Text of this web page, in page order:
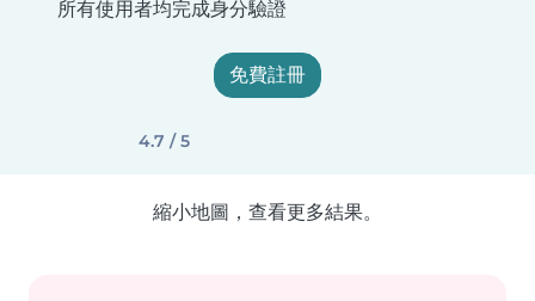
所有使用者均完成身分驗證
免費註冊
4.7 / 5
縮小地圖，查看更多結果。